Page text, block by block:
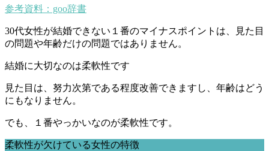
参考資料：goo辞書
30代女性が結婚できない１番のマイナスポイントは、見た目
の問題や年齢だけの問題ではありません。
結婚に大切なのは柔軟性です
見た目は、努力次第である程度改善できますし、年齢はどう
にもなりません。
でも、１番やっかいなのが柔軟性です。
柔軟性が欠けている女性の特徴